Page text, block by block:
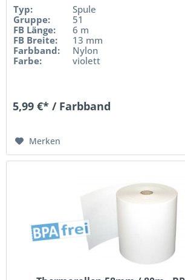
Typ:
Spule
Gruppe:
51
FB Länge:
6 m
FB Breite:
13 mm
Farbband:
Nylon
Farbe:
violett
5,99 €* / Farbband
Merken